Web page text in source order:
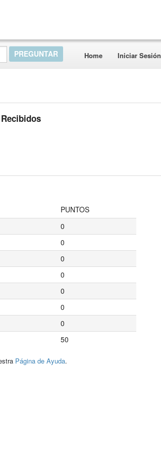
Home Iniciar Sesión
PUNTOS
0
0
0
0
0
0
0
50
Página de Ayuda.